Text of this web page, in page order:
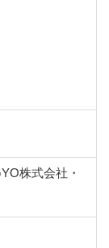
株式会社・